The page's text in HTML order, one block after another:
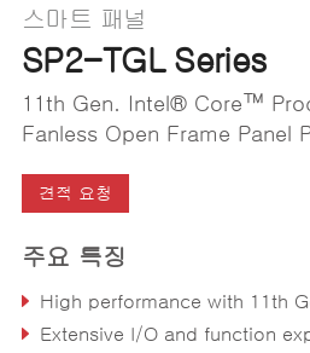
스마트 패널
SP2-TGL Series
11th Gen. Intel® Core™
Fanless Open Frame Panel
견적 요청
주요 특징
High performance with 11th Gen.
Extensive I/O and function expansion through wire-to-board